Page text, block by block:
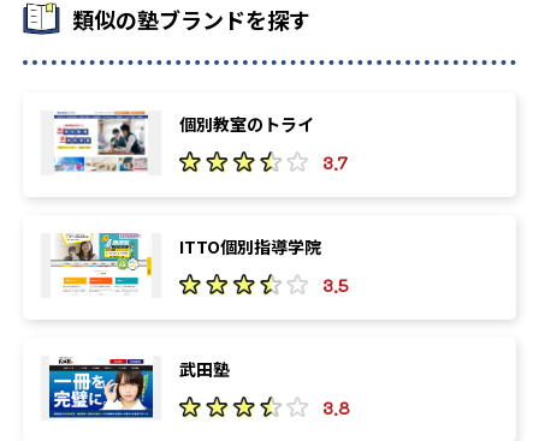
類似の塾ブランドを探す
個別教室のトライ
3.7
ITTO個別指導学院
3.5
武田塾
3.8